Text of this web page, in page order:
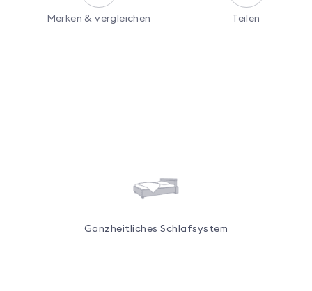
Merken & vergleichen Teilen
Ganzheitliches Schlafsystem